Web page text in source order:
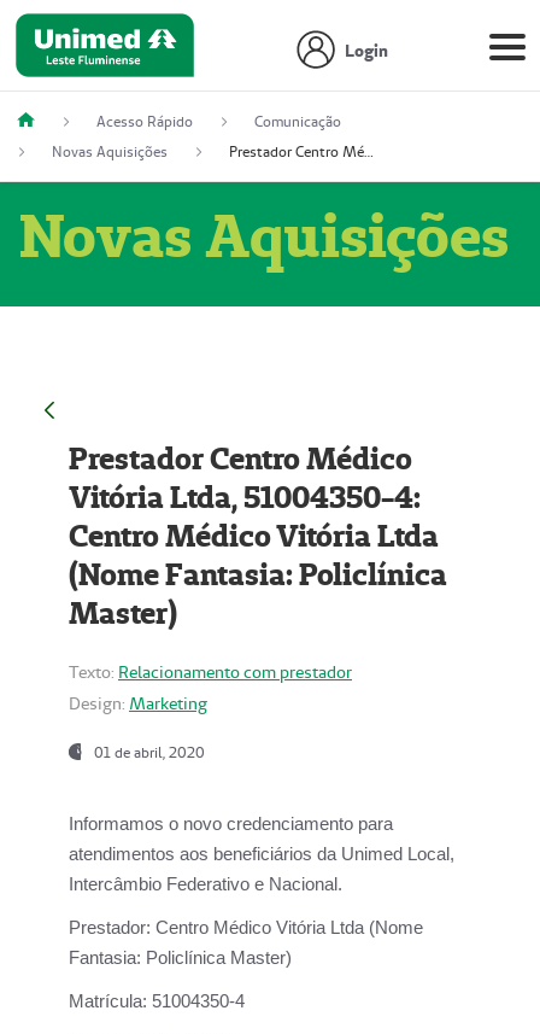
Login
Acesso Rápido
Comunicação
Novas Aquisições
Prestador Centro Médico Vitória Ltda, 51004350-4: Centro Médico Vitória Ltda (Nome Fantasia: Policlínica Master)
Novas Aquisições
Prestador Centro Médico
Vitória Ltda, 51004350-4:
Centro Médico Vitória Ltda
(Nome Fantasia: Policlínica
Master)
Texto: Relacionamento com prestador
Design: Marketing
01 de abril, 2020
Informamos o novo credenciamento para
atendimentos aos beneficiários da Unimed Local,
Intercâmbio Federativo e Nacional.
Prestador: Centro Médico Vitória Ltda (Nome
Fantasia: Policlínica Master)
Matrícula: 51004350-4